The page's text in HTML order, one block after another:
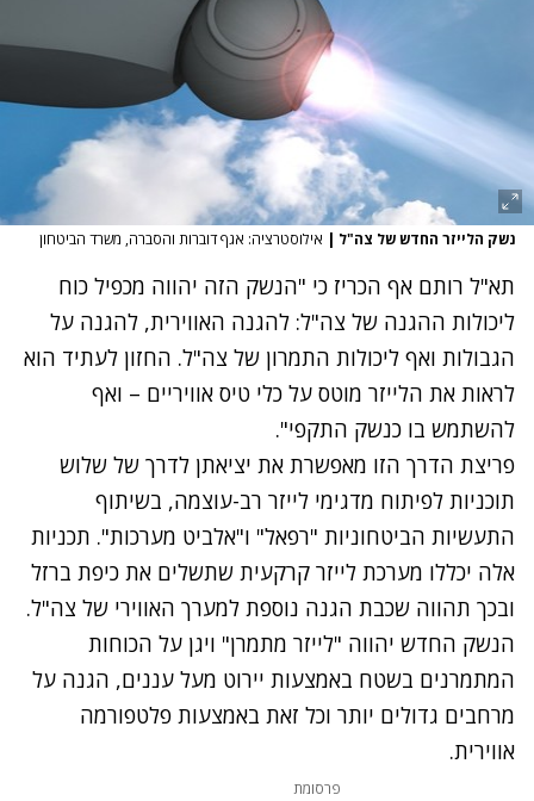
נשק הלייזר החדש של צה"ל | אילוסטרציה: אגף דוברות והסברה, משרד הביטחון‎
תא"ל רותם אף הכריז כי "הנשק הזה יהווה מכפיל כוח
ליכולות ההגנה של צה"ל: להגנה האווירית, להגנה על
הגבולות ואף ליכולות התמרון של צה"ל. החזון לעתיד הוא
לראות את הלייזר מוטס על כלי טיס אוויריים – ואף
להשתמש בו כנשק התקפי".
פריצת הדרך הזו מאפשרת את יציאתן לדרך של שלוש
תוכניות לפיתוח מדגימי לייזר רב-עוצמה, בשיתוף
התעשיות הביטחוניות "רפאל" ו"אלביט מערכות". תכניות
אלה יכללו מערכת לייזר קרקעית שתשלים את כיפת ברזל
ובכך תהווה שכבת הגנה נוספת למערך האווירי של צה"ל.
הנשק החדש יהווה "לייזר מתמרן" ויגן על הכוחות
המתמרנים בשטח באמצעות יירוט מעל עננים, הגנה על
מרחבים גדולים יותר וכל זאת באמצעות פלטפורמה
אווירית.
פרסומת